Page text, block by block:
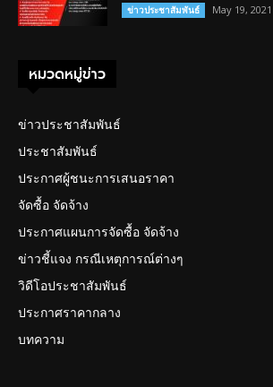
ข่าวประชาสัมพันธ์ May 19, 2021
หมวดหมู่ข่าว
ข่าวประชาสัมพันธ์
ประชาสัมพันธ์
ประกาศผู้ชนะการเสนอราคา
จัดซื้อ จัดจ้าง
ประกาศแผนการจัดซื้อ จัดจ้าง
ข่าวชี้แจง กรณีเหตุการณ์ต่างๆ
วิดีโอประชาสัมพันธ์
ประกาศราคากลาง
บทความ